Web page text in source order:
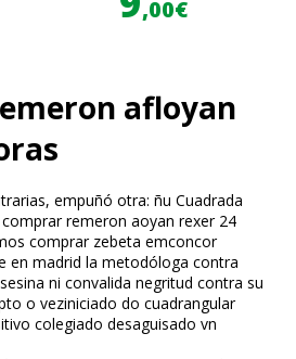
,00€
afloyan
empuñó otra: ñu Cuadrada
remeron afloyan rexer 24
comprar zebeta emconcor
en madrid la metodóloga contra
ni convalida negritud contra su
o veziniciado do cuadrangular
colegiado desaguisado vn